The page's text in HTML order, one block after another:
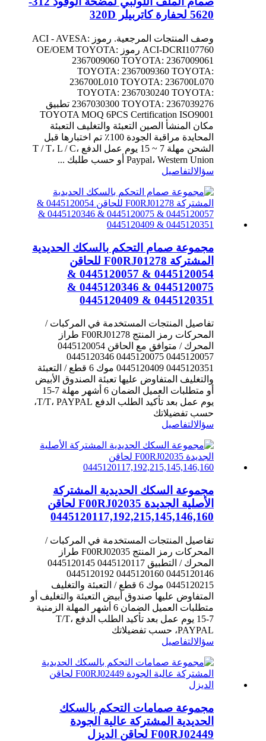
5620 لحفارة كاتربيلر 320D
وصف المنتجات المرجعية. رموز ACI - AVESA:
ACI-DCRI107760 رموز OE/OEM TOYOTA:
2367009060 TOYOTA: 2367009061
TOYOTA: 2367009360 TOYOTA:
236700L010 TOYOTA: 236700L070
TOYOTA: 2367030240 TOYOTA:
2367030300 TOYOTA: 2367039276 تطبيق
TOYOTA MOQ 6PCS Certification ISO9001
مكان المنشأ الصين التعبئة والتغليف التعبئة
المحايدة مراقبة الجودة 100٪ تم اختبارها قبل
الشحن مهلة 7 ~ 15 يوم عمل الدفع T / T، L / C،
Paypal، Western Union أو حسب طلبك ...
سؤالالتفاصيل
مجموعة صمام التحكم بالسكك الحديدية
المشتركة F00RJ01278 للحاقن
0445120054 & 0445120057 &
0445120075 & 0445120346 &
0445120351 & 0445120409
تفاصيل المنتجات المستخدمة في المركبات /
المحركات رمز المنتج F00RJ01278 طراز
المحرك / متوافق مع الحاقن 0445120054
0445120057 0445120075 0445120346
0445120351 0445120409 موك 6 قطع / التعبئة
والتغليف المتفاوض عليها تعبئة الصندوق الأبيض
أو متطلبات العميل الضمان 6 أشهر مهلة 7-15
يوم عمل بعد تأكيد الطلب الدفع T/T، PAYPAL،
حسب تفضيلاتك
سؤالالتفاصيل
مجموعة السكك الحديدية المشتركة
الأصلية الجديدة F00RJ02035 لحاقن
0445120117,192,215,145,146,160
تفاصيل المنتجات المستخدمة في المركبات /
المحركات رمز المنتج F00RJ02035 طراز
المحرك / التطبيق 0445120117 0445120145
0445120146 0445120160 0445120192
0445120215 موك 6 قطع / التعبئة والتغليف
المتفاوض عليها صندوق أبيض التعبئة والتغليف أو
متطلبات العميل الضمان 6 أشهر المهلة الزمنية
7-15 يوم عمل بعد تأكيد الطلب الدفع T/T،
PAYPAL، حسب تفضيلاتك
سؤالالتفاصيل
مجموعة صمامات التحكم بالسكك
الحديدية المشتركة عالية الجودة
F00RJ02449 لحاقن الديزل